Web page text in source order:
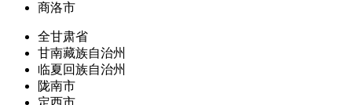
商洛市
全甘肃省
甘南藏族自治州
临夏回族自治州
陇南市
定西市